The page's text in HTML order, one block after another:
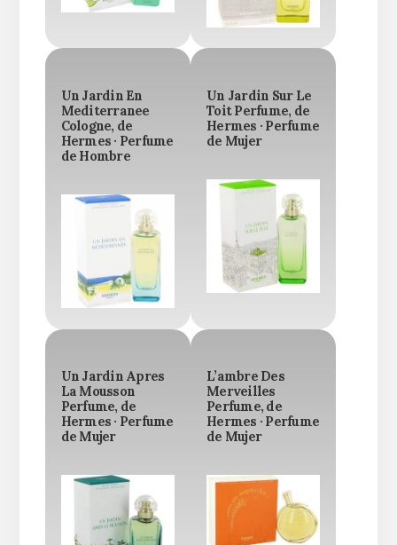
Un Jardin En
Mediterranee
Cologne, de
Hermes · Perfume
de Hombre
Un Jardin Sur Le
Toit Perfume, de
Hermes · Perfume
de Mujer
Un Jardin Apres
La Mousson
Perfume, de
Hermes · Perfume
de Mujer
L’ambre Des
Merveilles
Perfume, de
Hermes · Perfume
de Mujer